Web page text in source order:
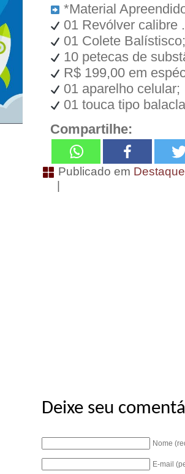
*Material
01 Revólver calibre
01 Colete Balístisco;
10 petecas de
R$ 199,00 em
01 aparelho celular;
01 touca tipo
Compartilhe:
Publicado em
|
Deixe seu
Nome
E-mail